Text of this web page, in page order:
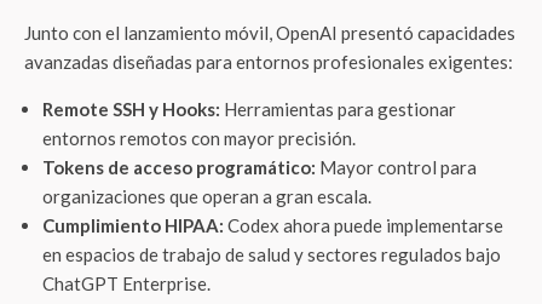
Junto con el lanzamiento móvil, OpenAI presentó capacidades
avanzadas diseñadas para entornos profesionales exigentes:
Remote SSH y Hooks: Herramientas para gestionar
entornos remotos con mayor precisión.
Tokens de acceso programático: Mayor control para
organizaciones que operan a gran escala.
Cumplimiento HIPAA: Codex ahora puede implementarse
en espacios de trabajo de salud y sectores regulados bajo
ChatGPT Enterprise.